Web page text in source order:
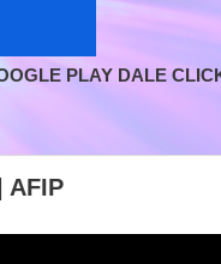
PLAY DALE
AFIP